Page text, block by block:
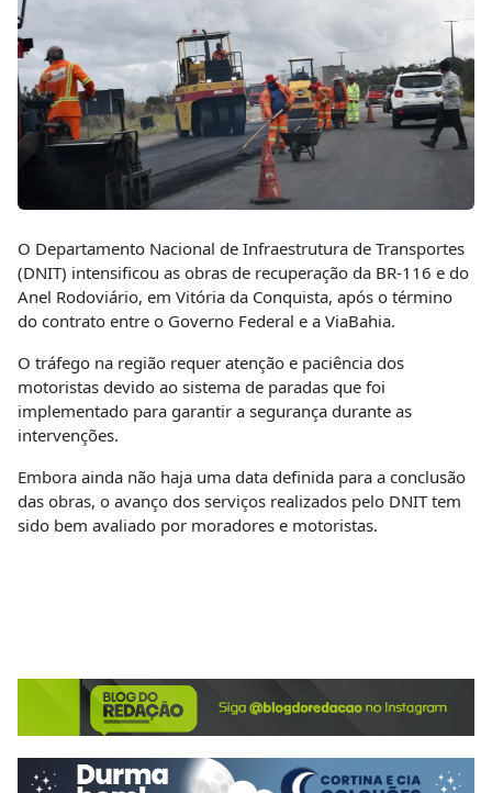
O Departamento Nacional de Infraestrutura de Transportes
(DNIT) intensificou as obras de recuperação da BR-116 e do
Anel Rodoviário, em Vitória da Conquista, após o término
do contrato entre o Governo Federal e a ViaBahia.
O tráfego na região requer atenção e paciência dos
motoristas devido ao sistema de paradas que foi
implementado para garantir a segurança durante as
intervenções.
Embora ainda não haja uma data definida para a conclusão
das obras, o avanço dos serviços realizados pelo DNIT tem
sido bem avaliado por moradores e motoristas.